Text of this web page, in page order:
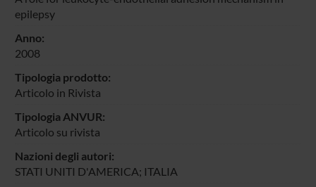
epilepsy
Anno:
2008
Tipologia prodotto:
Articolo in Rivista
Tipologia ANVUR:
Articolo su rivista
Nazioni degli autori:
STATI UNITI D'AMERICA; ITALIA